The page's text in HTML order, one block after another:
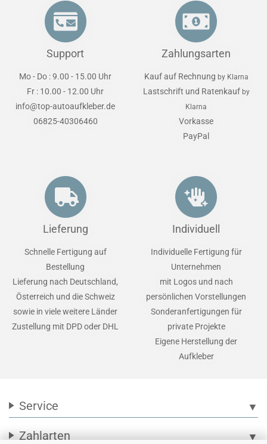
Support
Mo - Do : 9.00 - 15.00 Uhr
Fr : 10.00 - 12.00 Uhr
info@top-autoaufkleber.de
06825-40306460
Zahlungsarten
Kauf auf Rechnung by Klarna
Lastschrift und Ratenkauf by
Klarna
Vorkasse
PayPal
Lieferung
Schnelle Fertigung auf
Bestellung
Lieferung nach Deutschland,
Österreich und die Schweiz
sowie in viele weitere Länder
Zustellung mit DPD oder DHL
Individuell
Individuelle Fertigung für
Unternehmen
mit Logos und nach
persönlichen Vorstellungen
Sonderanfertigungen für
private Projekte
Eigene Herstellung der
Aufkleber
Service ▼
Zahlarten ▼